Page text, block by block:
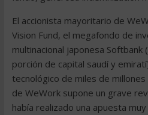
El accionista mayoritario de
Vision Fund, el megafondo de
multinacional japonesa Softbank
porción de capital saudí y
tecnológico de miles de
de WeWork supone un grave
había realizado una apuesta